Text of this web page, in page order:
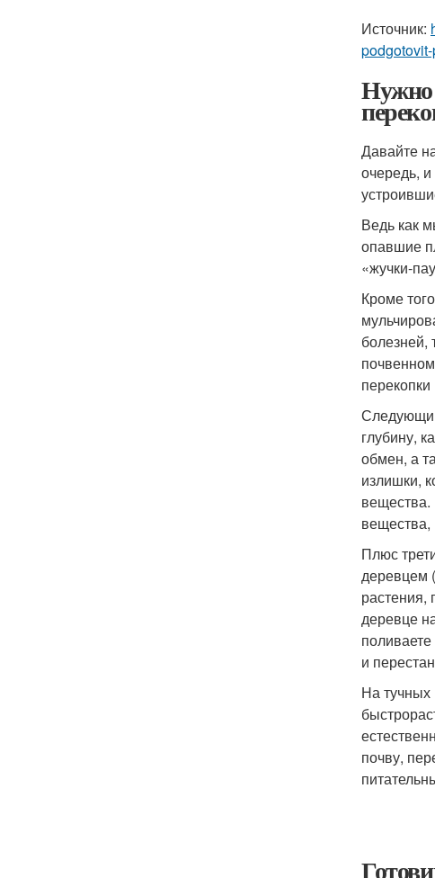
Источник:
Нужно
Давайте
очередь,
Ведь как
опавшие
«жучки-
Кроме
болезней,
глубину,
обмен, а
излишки,
вещества,
Плюс
деревцем
растения,
деревце
и
На тучных
почву,